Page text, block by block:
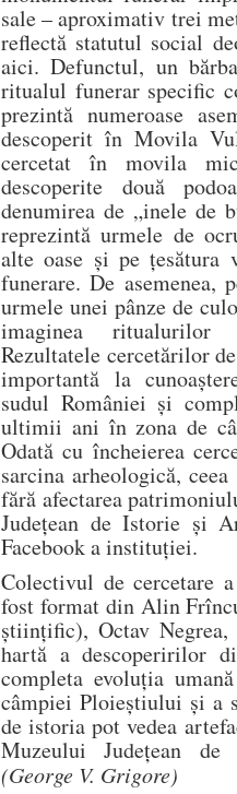
sale – aproximativ trei
reflectă statutul social
aici. Defunctul, un
ritualul funerar specific
prezintă numeroase
descoperit în Movila
cercetat în movila
descoperite două
denumirea de „inele de
reprezintă urmele de
alte oase și pe țesătura
funerare. De asemenea,
urmele unei pânze de
imaginea ritualurilor
Rezultatele cercetărilor
importantă la
sudul României și
ultimii ani în zona de
Odată cu încheierea
sarcina arheologică,
fără afectarea
Județean de Istorie și
Facebook a instituției.
Colectivul de
fost format din Alin
științific), Octav
hartă a descoperirilor
completa evoluția
câmpiei Ploieștiului și a
de istoria pot vedea
Muzeului Județean
(George V. Grigore)